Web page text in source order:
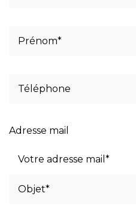
Adresse mail